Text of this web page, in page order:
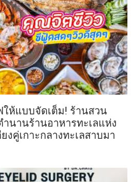
ห้แบบจัดเต็ม! ร้านสวน
นานร้านอาหารทะเลแห่ง
งคู่เกาะกลางทะเลสาบมา